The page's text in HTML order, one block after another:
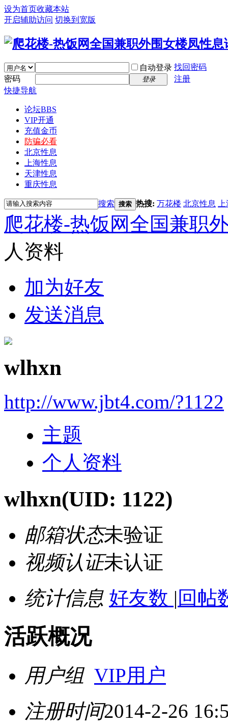
设为首页收藏本站
开启辅助访问 切换到宽版
自动登录 找回密码
密码
登录
注册
快捷导航
论坛BBS
VIP开通
充值金币
防骗必看
北京性息
上海性息
天津性息
重庆性息
搜索 搜索 热搜: 万花楼 北京性息
爬花楼-热饭网全国兼职
人资料
加为好友
发送消息
wlhxn
http://www.jbt4.com/?1122
主题
个人资料
wlhxn(UID: 1122)
邮箱状态未验证
视频认证未认证
统计信息 好友数 | 回帖
活跃概况
用户组 VIP用户
注册时间2014-2-26